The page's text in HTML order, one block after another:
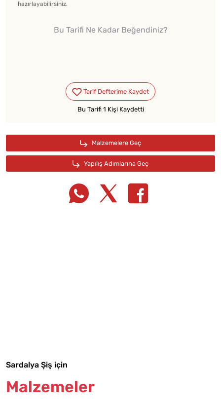
hazırlayabilirsiniz.
Bu Tarifi Ne Kadar Beğendiniz?
Bu Tarifi 1 Kişi Kaydetti
Sardalya Şiş için
Malzemeler